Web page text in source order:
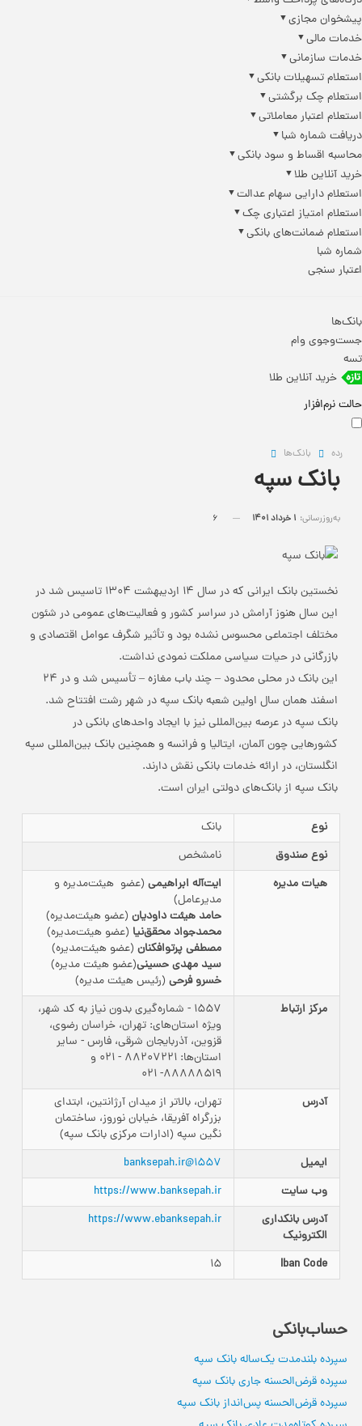
پیشخوان مجازی
خدمات مالی
خدمات سازمانی
استعلام تسهیلات بانکی
استعلام چک برگشتی
استعلام اعتبار معاملاتی
دریافت شماره شبا
محاسبه اقساط و سود بانکی
خرید آنلاین طلا
استعلام دارایی سهام عدالت
استعلام امتیاز اعتباری چک
استعلام ضمانت‌های بانکی
شماره شبا
اعتبار سنجی
بانک‌ها
جست‌وجوی وام
تسه
خرید آنلاین طلا
حالت نرم‌افزار
رده بانک‌ها
بانک سپه
به‌روزرسانی: 1 خرداد 1401
نخستین بانک ایرانی که در سال 14 اردیبهشت 1304 تاسیس شد در
این سال هنوز آرامش در سراسر کشور و فعالیت‌های عمومی در شئون
مختلف اجتماعی محسوس نشده بود و تأثیر شگرف عوامل اقتصادی و
بازرگانی در حیات سیاسی مملکت نمودی نداشت.
این بانک در محلی محدود – چند باب مغازه – تأسیس شد و در 24
اسفند همان سال اولین شعبه بانک سپه در شهر رشت افتتاح شد.
بانک سپه در عرصه بین‌المللی نیز با ایجاد واحدهای بانکی در
کشورهایی چون آلمان، ایتالیا و فرانسه و همچنین بانک بین‌المللی سپه
انگلستان، در ارائه خدمات بانکی نقش دارند.
بانک سپه از بانک‌های دولتی ایران است.
نوع
بانک
نوع صندوق
نامشخص
هیات مدیره
ایت‌آله ابراهیمی (عضو هیئت‌مدیره و
مدیرعامل)
حامد هیئت داودیان (عضو هیئت‌مدیره)
محمدجواد محقق‌نیا (عضو هیئت‌مدیره)
مصطفی پرتو‌افکنان (عضو هیئت‌مدیره)
سید مهدی حسینی(عضو هیئت مدیره)
خسرو فرحی (رئیس هیئت مدیره)
مرکز ارتباط
1557 - شماره‌گیری بدون نیاز به کد شهر،
ویژه استان‌های: تهران، خراسان رضوی،
قزوین، آذربایجان شرقی، فارس - سایر
استان‌ها: 88207221 - 021 و
88888519- 021
آدرس
تهران، بالاتر از میدان آرژانتین، ابتدای
بزرگراه آفریقا، خیابان نوروز، ساختمان
نگین سپه (ادارات مرکزی بانک سپه)
ایمیل
1557@banksepah.ir
وب سایت
https://www.banksepah.ir
آدرس بانکداری‌
الکترونیک
https://www.ebanksepah.ir
Iban Code
15
حساب‌بانکی
سپرده بلند‌مدت یک‌ساله بانک سپه
سپرده قرض‌الحسنه جاری بانک سپه
سپرده قرض‌الحسنه پس‌انداز بانک سپه